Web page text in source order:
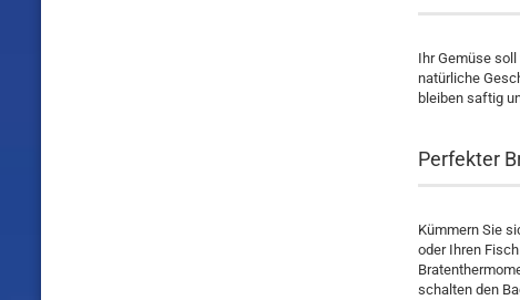
Ihr Gemüse
natürliche
bleiben saftig
Perfekter
Kümmern Sie
oder Ihren
schalten den